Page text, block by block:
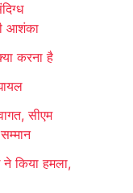
आशंका
करना है
सीएम
ने किया हमला,